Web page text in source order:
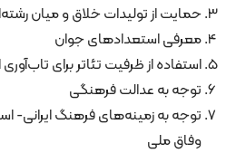
حمایت از تولیدات خلاق و میان
معرفی استعدادهای جوان
استفاده از ظرفیت تئاتر برای
توجه به عدالت فرهنگی
توجه به زمینه‌های فرهنگ ایرانی-
وفاق ملی